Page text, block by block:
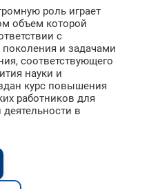
роль играет
объем которой
с
и задачами
соответствующего
науки и
курс повышения
работников для
в